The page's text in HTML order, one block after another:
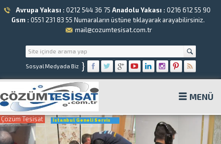
Avrupa Yakası : 0212 544 36 75 Anadolu Yakası : 0216 612 55 90
Gsm : 0551 231 83 55 Numaraların üstüne tıklayarak arayabilirsiniz.
mail@cozumtesisat.com.tr
Sosyal Medyada Biz }
MENÜ
Çözüm Tesisat İstanbul Geneli Servis